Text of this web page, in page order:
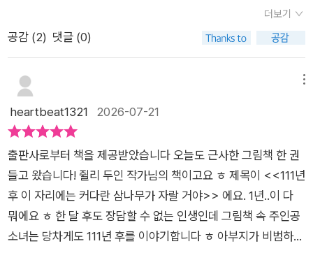
며 “111년 후 이 자리에는 커다란 삼나무가 자랄 거예요!”라고 말
합니다. 어른이었다면 웃고 넘겼을지도 모를 말이지만, 아빠 바시
이 될 수 있도록 함께 움직입니다. 저는 이 장면이 이 책의 가장
따뜻한 순간처럼 느껴졌어요. 아이의 말도 존중받을 때 힘을 얻
고, 누군가 믿어 줄 때 진짜 행동으로 이어질 수 있다는 걸 보여
주니까요.작은 씨앗 하나가 에디트에게 오기까지 여러 사람의 마
음이 이어지는 과정도 참 좋았습니다. 잘 알지 못하는 아이를 위
해 어른들이 마음을 보태고, 그 마음이 릴레이처럼 이어져 결국
씨앗 하나가 도착하지요. 아주 작아 보이는 행동들이 모이면 누군
가의 꿈을 현실로 만드는 힘이 된다는 사실이 뭉클하게 다가왔습
니다. 한밤의 비밀 작전처럼 부녀가 씨앗을 심는 장면은 아이와
꿈을 꾸고꿈을 이루기위해 하나씩 만들어가고덕분에 꼬리를 물
고 변화하고..엄마의 욕심은 아들도 이 과정을 경험했으면 좋겠다
더보기
공감 (2) 댓글 (0)
heartbeat1321 2026-07-21
출판사로부터 책을 제공받았습니다 ​오늘도 근사한 그림책 한 권
들고 왔습니다! 쥘리 두인 작가님의 책이고요 ㅎ 제목이 <<111년
후 이 자리에는 커다란 삼나무가 자랄 거야>> 에요. 1년..이 다
뭐에요 ㅎ 한 달 후도 장담할 수 없는 인생인데 그림책 속 주인공
소녀는 당차게도 111년 후를 이야기합니다 ㅎ 아부지가 비범하게